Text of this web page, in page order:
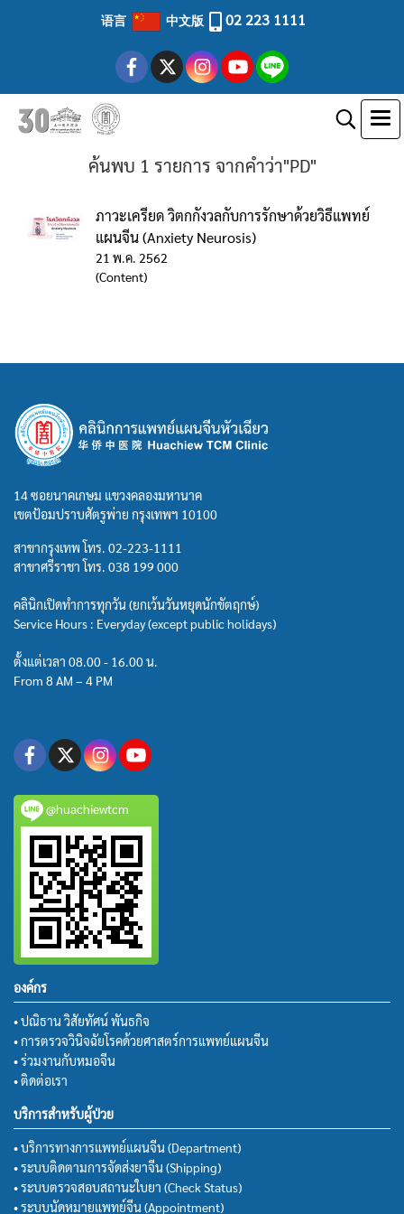
语言 中文版 02 223 1111
ค้นพบ 1 รายการ จากคำว่า"PD"
ภาวะเครียด วิตกกังวลกับการรักษาด้วยวิธีแพทย์
แผนจีน (Anxiety Neurosis)
21 พ.ค. 2562
(Content)
14 ซอยนาคเกษม แขวงคลองมหานาค
เขตป้อมปราบศัตรูพ่าย กรุงเทพฯ 10100
สาขากรุงเทพ โทร. 02-223-1111
สาขาศรีราชา โทร. 038 199 000
คลินิกเปิดทำการทุกวัน (ยกเว้นวันหยุดนักขัตฤกษ์)
Service Hours : Everyday (except public holidays)
ตั้งแต่เวลา 08.00 - 16.00 น.
From 8 AM – 4 PM
@huachiewtcm
องค์กร
• ปณิธาน วิสัยทัศน์ พันธกิจ
• การตรวจวินิจฉัยโรคด้วยศาสตร์การแพทย์แผนจีน
• ร่วมงานกับหมอจีน
• ติดต่อเรา
บริการสำหรับผู้ป่วย
• บริการทางการแพทย์แผนจีน (Department)
• ระบบติดตามการจัดส่งยาจีน (Shipping)
• ระบบตรวจสอบสถานะใบยา (Check Status)
• ระบบนัดหมายแพทย์จีน (Appointment)